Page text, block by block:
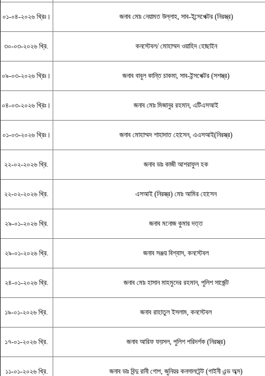
০১-০৪-২০২৬ খ্রিঃ। জনাব মোঃ নেয়ামত উল্লাহ, সাব-ইন্সেপেক্টর (নিরস্ত্র)
৩০-০৩-২০২৬ খ্রি. কনস্টেবল/ মোহাম্মদ ওয়াহিদ হোছাইন
০৯-০৩-২০২৬ খ্রিঃ। জনাব বাবুল কান্তি চাকমা, সাব-ইন্সপেক্টর (সশস্ত্র)
০৪-০৩-২০২৬ খ্রিঃ। জনাব মোঃ মিজানুর রহমান, এটিএসআই
০১-০৩-২০২৬ খ্রিঃ। জনাব মোহাম্মদ শাহাদাত হোসেন, এএসআই(নিরস্ত্র)
২২-০২-২০২৬ খ্রি. জনাব ডাঃ কাজী আশরাফুল হক
২২-০২-২০২৬ খ্রি. এসআই (নিরস্ত্র) মোঃ আমির হোসেন
২৯-০১-২০২৬ খ্রি. জনাব মনোজ কুমার দত্ত
২৯-০১-২০২৬ খ্রি. জনাব সঞ্জয় বিশ্বাস, কনস্টেবল
২৪-০১-২০২৬ খ্রি. জনাব মোঃ হাসান মাহমুদের রহমান, পুলিশ সার্জেন্ট
১৯-০১-২০২৬ খ্রি. জনাব রাহাতুল ইসলাম, কনস্টেবল
১৭-০১-২০২৬ খ্রি. জনাব আরিফ ফয়সল, পুলিশ পরিদর্শক (নিরস্ত্র)
১১-০১-২০২৬ খ্রি. জনাব ডাঃ বিন্দু রানী গোপ, জুনিয়র কনসালটেন্ট (গাইনী এন্ড অব্স)